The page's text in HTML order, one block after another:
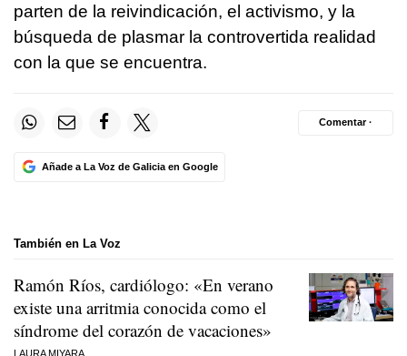
parten de la reivindicación, el activismo, y la
búsqueda de plasmar la controvertida realidad
con la que se encuentra.
Añade a La Voz de Galicia en Google
Comentar ·
También en La Voz
Ramón Ríos, cardiólogo: «En verano
existe una arritmia conocida como el
síndrome del corazón de vacaciones»
LAURA MIYARA